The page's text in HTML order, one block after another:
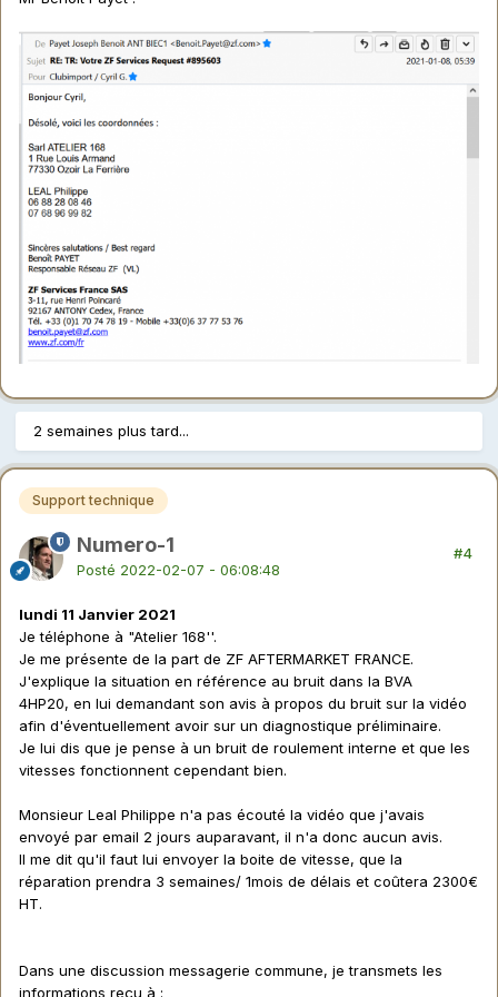
2 semaines plus tard...
Support technique
Numero-1
Posté 2022-02-07 - 06:08:48
#4
lundi 11 Janvier 2021
Je téléphone à "Atelier 168''.
Je me présente de la part de ZF AFTERMARKET FRANCE.
J'explique la situation en référence au bruit dans la BVA
4HP20, en lui demandant son avis à propos du bruit sur la vidéo
afin d'éventuellement avoir sur un diagnostique préliminaire.
Je lui dis que je pense à un bruit de roulement interne et que les
vitesses fonctionnent cependant bien.
Monsieur Leal Philippe n'a pas écouté la vidéo que j'avais
envoyé par email 2 jours auparavant, il n'a donc aucun avis.
Il me dit qu'il faut lui envoyer la boite de vitesse, que la
réparation prendra 3 semaines/ 1mois de délais et coûtera 2300€
HT.
Dans une discussion messagerie commune, je transmets les
informations reçu à :